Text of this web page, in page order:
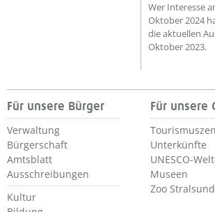
Wer Interesse
Oktober 2024
die aktuellen
Oktober 2023.
Für unsere Bürger
Verwaltung
Bürgerschaft
Amtsblatt
Ausschreibungen
Kultur
Für unsere
Unterkünfte
UNESCO-
Museen
Zoo Stralsund